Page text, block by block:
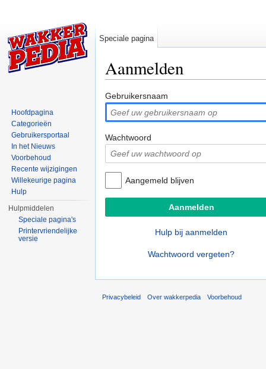
Aanmelden
Gebruikersnaam
Wachtwoord
Aangemeld blijven
Hulp bij aanmelden
Wachtwoord vergeten?
Speciale pagina
Hoofdpagina
Categorieën
Gebruikersportaal
In het Nieuws
Voorbehoud
Recente wijzigingen
Willekeurige pagina
Hulp
Hulpmiddelen
Speciale pagina's
Printervriendelijke
versie
Privacybeleid Over wakkerpedia Voorbehoud